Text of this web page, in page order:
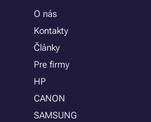
O nás
Kontakty
Články
Pre firmy
HP
CANON
SAMSUNG